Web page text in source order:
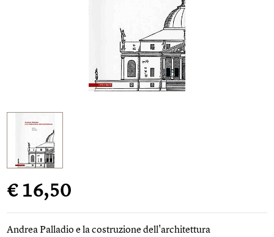
€ 16,50
Andrea Palladio e la costruzione dell'architettura